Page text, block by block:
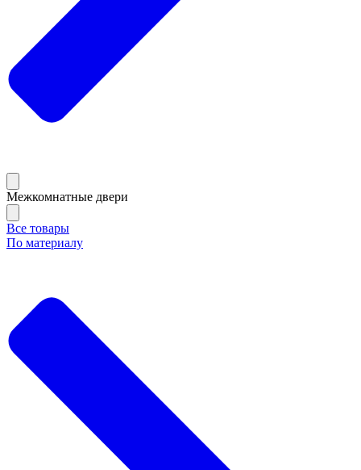
Межкомнатные двери
Все товары
По материалу